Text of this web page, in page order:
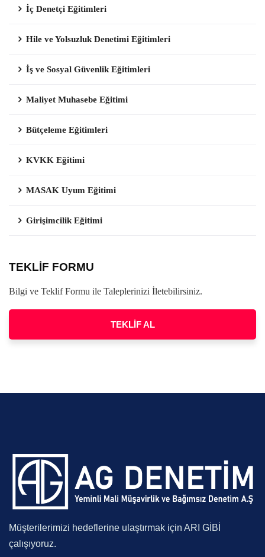
İç Denetçi Eğitimleri
Hile ve Yolsuzluk Denetimi Eğitimleri
İş ve Sosyal Güvenlik Eğitimleri
Maliyet Muhasebe Eğitimi
Bütçeleme Eğitimleri
KVKK Eğitimi
MASAK Uyum Eğitimi
Girişimcilik Eğitimi
TEKLİF FORMU
Bilgi ve Teklif Formu ile Taleplerinizi İletebilirsiniz.
TEKLİF AL
Müşterilerimizi hedeflerine ulaştırmak için ARI GİBİ
çalışıyoruz.